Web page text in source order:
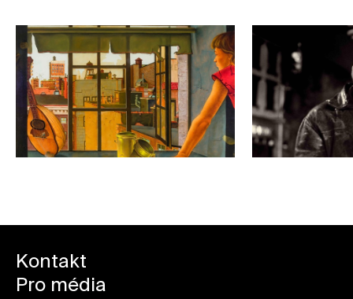
Kontakt
Pro média